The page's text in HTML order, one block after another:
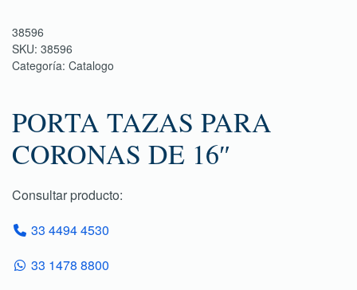
38596
SKU: 38596
Categoría: Catalogo
PORTA TAZAS PARA
CORONAS DE 16″
Consultar producto:
33 4494 4530
33 1478 8800